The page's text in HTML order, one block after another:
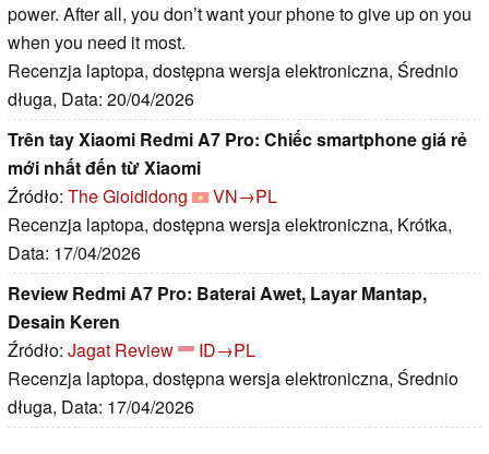
power. After all, you don’t want your phone to give up on you
when you need it most.
Recenzja laptopa, dostępna wersja elektroniczna, Średnio
długa, Data: 20/04/2026
Trên tay Xiaomi Redmi A7 Pro: Chiếc smartphone giá rẻ
mới nhất đến từ Xiaomi
Źródło: The Gioididong
VN→PL
Recenzja laptopa, dostępna wersja elektroniczna, Krótka,
Data: 17/04/2026
Review Redmi A7 Pro: Baterai Awet, Layar Mantap,
Desain Keren
Źródło: Jagat Review
ID→PL
Recenzja laptopa, dostępna wersja elektroniczna, Średnio
długa, Data: 17/04/2026